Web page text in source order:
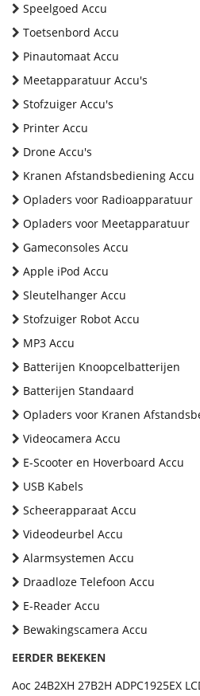
Speelgoed Accu
Toetsenbord Accu
Pinautomaat Accu
Meetapparatuur Accu's
Stofzuiger Accu's
Printer Accu
Drone Accu's
Kranen Afstandsbediening Accu
Opladers voor Radioapparatuur
Opladers voor Meetapparatuur
Gameconsoles Accu
Apple iPod Accu
Sleutelhanger Accu
Stofzuiger Robot Accu
MP3 Accu
Batterijen Knoopcelbatterijen
Batterijen Standaard
Opladers voor Kranen
Videocamera Accu
E-Scooter en Hoverboard Accu
USB Kabels
Scheerapparaat Accu
Videodeurbel Accu
Alarmsystemen Accu
Draadloze Telefoon Accu
E-Reader Accu
Bewakingscamera Accu
EERDER BEKEKEN
Aoc 24B2XH 27B2H ADPC1925EX